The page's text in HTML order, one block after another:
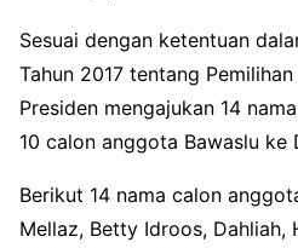
Sesuai dengan ketentuan
Tahun 2017 tentang
Presiden mengajukan 14
10 calon anggota Bawaslu ke
Berikut 14 nama calon
Mellaz, Betty Idroos, Dahliah,